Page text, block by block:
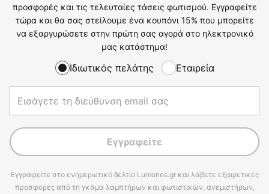
προσφορές και τις τελευταίες τάσεις φωτισμού. Εγγραφείτε
τώρα και θα σας στείλουμε ένα κουπόνι 15% που μπορείτε
να εξαργυρώσετε στην πρώτη σας αγορά στο ηλεκτρονικό
μας κατάστημα!
Ιδιωτικός πελάτης Εταιρεία
Εγγραφείτε
Εγγραφείτε στο ενημερωτικό δελτίο Lumories.gr και λάβετε εξαιρετικές
προσφορές από τη γκάμα λαμπτήρων και φωτιστικών, ανεμιστήρων,